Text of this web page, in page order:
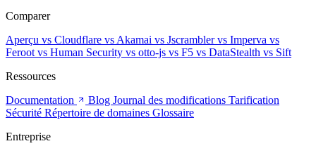
Comparer
Aperçu vs Cloudflare vs Akamai vs Jscramblervs Imperva vs
Feroot vs Human Security vs otto-js vs F5 vs DataStealth vs Sift
Ressources
Documentation
Blog Journal des modifications Tarification
Sécurité Répertoire de domaines Glossaire
Entreprise